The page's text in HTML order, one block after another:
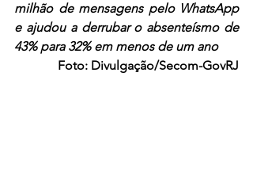
milhão de mensagens pelo WhatsApp
e ajudou a derrubar o absenteísmo de
43% para 32% em menos de um ano
Foto: Divulgação/Secom-GovRJ